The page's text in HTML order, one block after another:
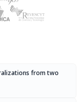
from two